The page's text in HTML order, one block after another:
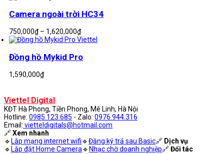
Camera ngoài trời HC34
750,000₫ – 1,620,000₫Khoảng
giá:
750,000₫
đến
Đồng hồ Mykid Pro
1,590,000₫
Viettel Digital
KĐT Hà Phong, Tiền Phong, Mê Linh, Hà Nội
Hotline: 0985.123.685 - Zalo: 0976.944.316
Email: vietteldigitals@hotmail.com
🔗Xem nhanh
🔹 Lắp mạng internet wifi🔹Đăng ký trả sau Basic
🔹 Lắp đặt Home Camera🔹 Nhạc chờ doanh nghiệp
🔗 Dịch vụ
🔗Đối tác